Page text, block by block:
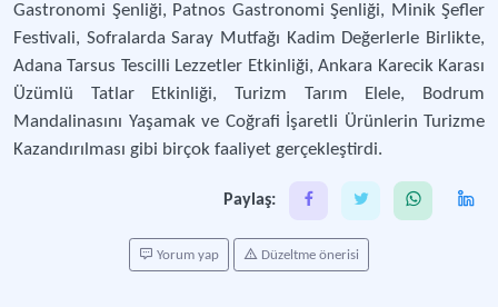
Gastronomi Şenliği, Patnos Gastronomi Şenliği, Minik Şefler
Festivali, Sofralarda Saray Mutfağı Kadim Değerlerle Birlikte,
Adana Tarsus Tescilli Lezzetler Etkinliği, Ankara Karecik Karası
Üzümlü Tatlar Etkinliği, Turizm Tarım Elele, Bodrum
Mandalinasını Yaşamak ve Coğrafi İşaretli Ürünlerin Turizme
Kazandırılması gibi birçok faaliyet gerçekleştirdi.
Paylaş:
Yorum yap Düzeltme önerisi